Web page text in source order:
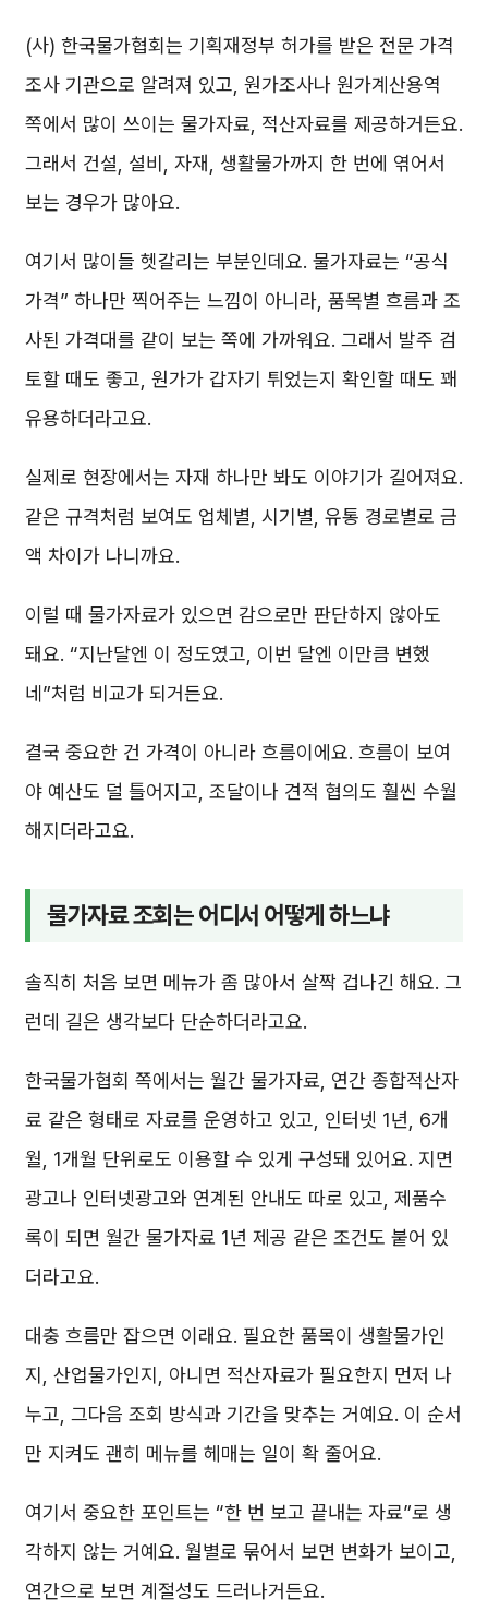
(사) 한국물가협회는 기획재정부 허가를 받은 전문 가격
조사 기관으로 알려져 있고, 원가조사나 원가계산용역
쪽에서 많이 쓰이는 물가자료, 적산자료를 제공하거든요.
그래서 건설, 설비, 자재, 생활물가까지 한 번에 엮어서
보는 경우가 많아요.
여기서 많이들 헷갈리는 부분인데요. 물가자료는 “공식
가격” 하나만 찍어주는 느낌이 아니라, 품목별 흐름과 조
사된 가격대를 같이 보는 쪽에 가까워요. 그래서 발주 검
토할 때도 좋고, 원가가 갑자기 튀었는지 확인할 때도 꽤
유용하더라고요.
실제로 현장에서는 자재 하나만 봐도 이야기가 길어져요.
같은 규격처럼 보여도 업체별, 시기별, 유통 경로별로 금
액 차이가 나니까요.
이럴 때 물가자료가 있으면 감으로만 판단하지 않아도
돼요. “지난달엔 이 정도였고, 이번 달엔 이만큼 변했
네”처럼 비교가 되거든요.
결국 중요한 건 가격이 아니라 흐름이에요. 흐름이 보여
야 예산도 덜 틀어지고, 조달이나 견적 협의도 훨씬 수월
해지더라고요.
물가자료 조회는 어디서 어떻게 하느냐
솔직히 처음 보면 메뉴가 좀 많아서 살짝 겁나긴 해요. 그
런데 길은 생각보다 단순하더라고요.
한국물가협회 쪽에서는 월간 물가자료, 연간 종합적산자
료 같은 형태로 자료를 운영하고 있고, 인터넷 1년, 6개
월, 1개월 단위로도 이용할 수 있게 구성돼 있어요. 지면
광고나 인터넷광고와 연계된 안내도 따로 있고, 제품수
록이 되면 월간 물가자료 1년 제공 같은 조건도 붙어 있
더라고요.
대충 흐름만 잡으면 이래요. 필요한 품목이 생활물가인
지, 산업물가인지, 아니면 적산자료가 필요한지 먼저 나
누고, 그다음 조회 방식과 기간을 맞추는 거예요. 이 순서
만 지켜도 괜히 메뉴를 헤매는 일이 확 줄어요.
여기서 중요한 포인트는 “한 번 보고 끝내는 자료”로 생
각하지 않는 거예요. 월별로 묶어서 보면 변화가 보이고,
연간으로 보면 계절성도 드러나거든요.